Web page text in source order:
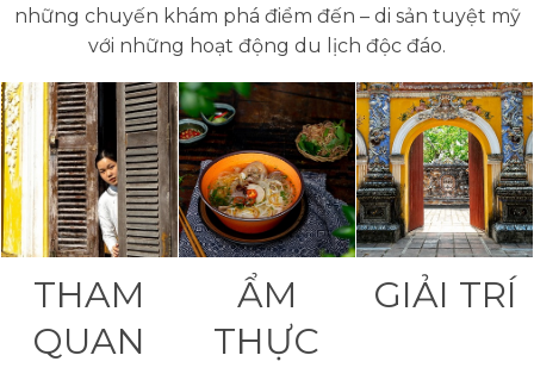
những chuyến khám phá điểm đến – di sản tuyệt mỹ
với những hoạt động du lịch độc đáo.
THAM
QUAN
ẨM
THỰC
GIẢI TRÍ